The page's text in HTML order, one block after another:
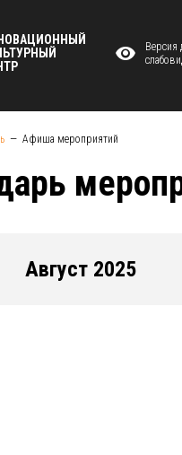
Версия
Афиша мероприятий
Август 2025